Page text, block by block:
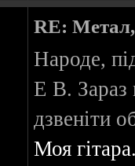
RE:
Народе,
E B.
дзвеніти
Моя гітара.